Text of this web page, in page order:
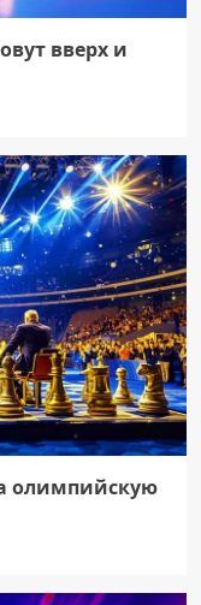
вверх и
олимпийскую